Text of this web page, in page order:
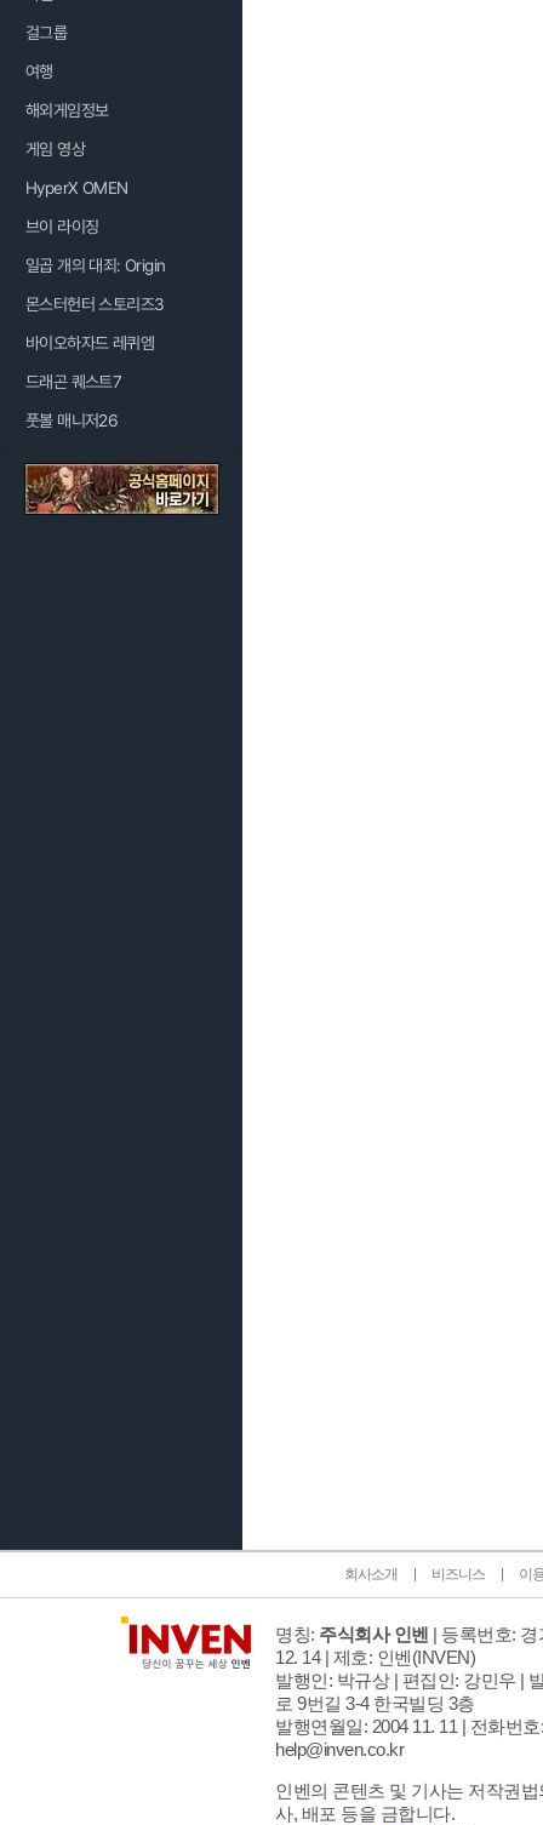
걸그룹
여행
해외게임정보
게임 영상
HyperX OMEN
브이 라이징
일곱 개의 대죄: Origin
몬스터헌터 스토리즈3
바이오하자드 레퀴엠
드래곤 퀘스트7
풋볼 매니저26
회사소개 비즈니스 이
명칭: 주식회사 인벤 | 등록번호:
12. 14 | 제호: 인벤(INVEN)
발행인: 박규상 | 편집인: 강민우 |
로 9번길 3-4 한국빌딩 3층
발행연월일: 2004 11. 11 | 전화번호
help@inven.co.kr
인벤의 콘텐츠 및 기사는 저작권
사, 배포 등을 금합니다.